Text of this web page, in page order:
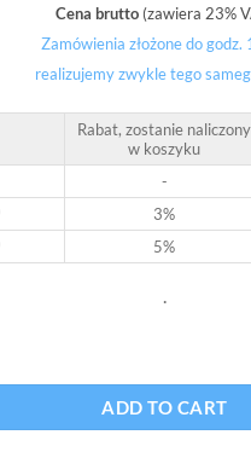
Cena brutto (zawiera 23%
Zamówienia złożone do godz.
realizujemy zwykle tego
Rabat, zostanie naliczony
w koszyku
-
3%
5%
.
A4, 24 x 9 x 33 cm, biała
ADD TO CART